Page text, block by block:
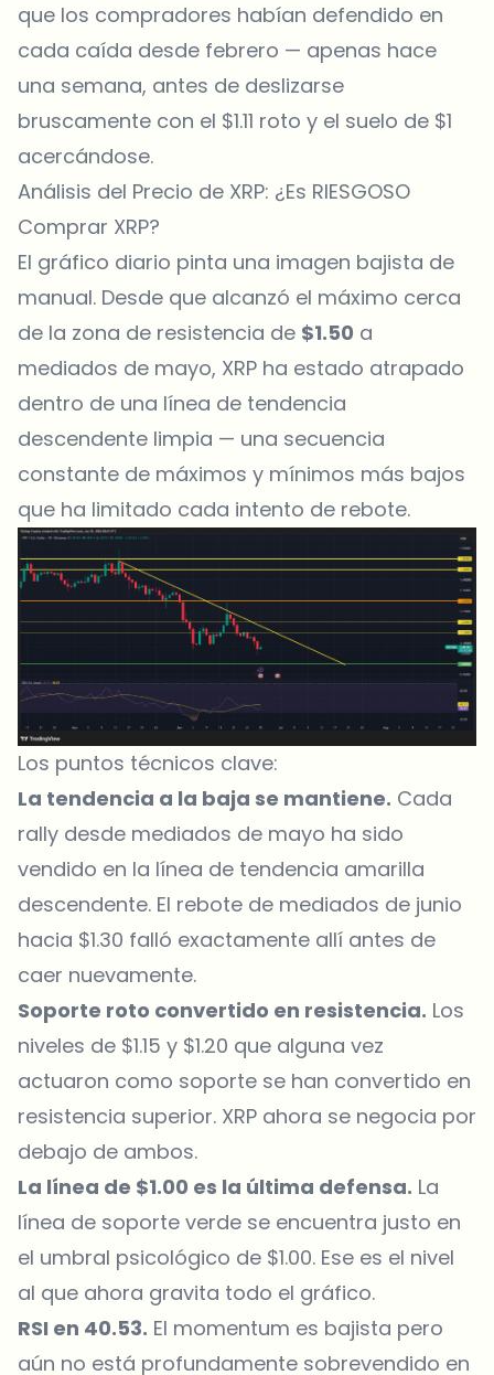
que los compradores habían defendido en
cada caída desde febrero — apenas hace
una semana, antes de deslizarse
bruscamente con el $1.11 roto y el suelo de $1
acercándose.
Análisis del Precio de XRP: ¿Es RIESGOSO
Comprar XRP?
El gráfico diario pinta una imagen bajista de
manual. Desde que alcanzó el máximo cerca
de la zona de resistencia de $1.50 a
mediados de mayo, XRP ha estado atrapado
dentro de una línea de tendencia
descendente limpia — una secuencia
constante de máximos y mínimos más bajos
que ha limitado cada intento de rebote.
Los puntos técnicos clave:
La tendencia a la baja se mantiene. Cada
rally desde mediados de mayo ha sido
vendido en la línea de tendencia amarilla
descendente. El rebote de mediados de junio
hacia $1.30 falló exactamente allí antes de
caer nuevamente.
Soporte roto convertido en resistencia. Los
niveles de $1.15 y $1.20 que alguna vez
actuaron como soporte se han convertido en
resistencia superior. XRP ahora se negocia por
debajo de ambos.
La línea de $1.00 es la última defensa. La
línea de soporte verde se encuentra justo en
el umbral psicológico de $1.00. Ese es el nivel
al que ahora gravita todo el gráfico.
RSI en 40.53. El momentum es bajista pero
aún no está profundamente sobrevendido en